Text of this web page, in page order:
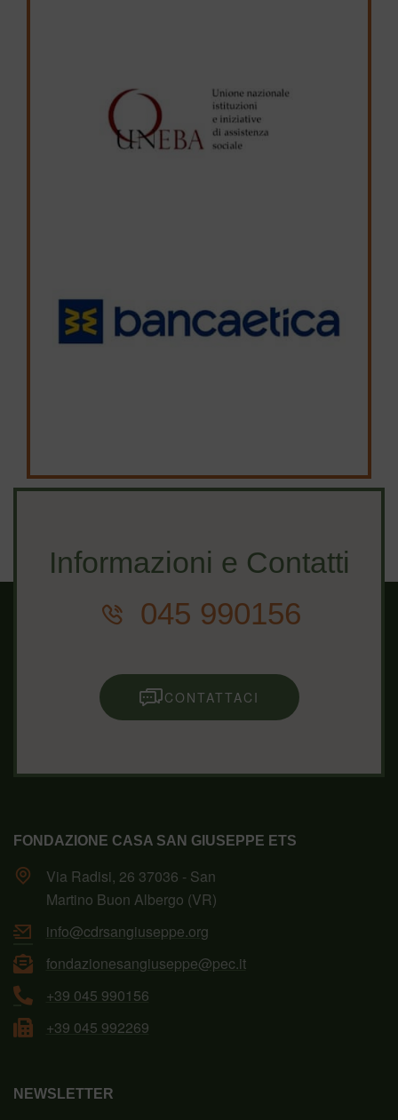
Informazioni e Contatti
045 990156
CONTATTACI
FONDAZIONE CASA SAN GIUSEPPE ETS
Via Radisi, 26 37036 - San
Martino Buon Albergo (VR)
info@cdrsangiuseppe.org
fondazionesangiuseppe@pec.it
+39 045 990156
+39 045 992269
NEWSLETTER